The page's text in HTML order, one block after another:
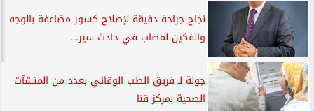
نجاح جراحة دقيقة لإصلاح كسور مضاعفة بالوجه
والفكين لمصاب في حادث سير...
جولة لـ فريق الطب الوقائي بعدد من المنشآت
الصحية بمركز قنا